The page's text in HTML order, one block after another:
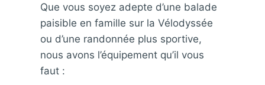
Que vous soyez adepte d’une balade
paisible en famille sur la Vélodyssée
ou d’une randonnée plus sportive,
nous avons l’équipement qu’il vous
faut :